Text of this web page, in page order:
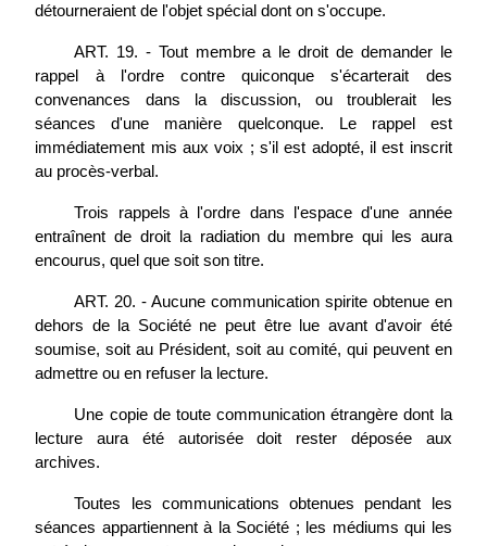
détourneraient de l'objet spécial dont on s'occupe.
ART. 19. - Tout membre a le droit de demander le
rappel à l'ordre contre quiconque s'écarterait des
convenances dans la discussion, ou troublerait les
séances d'une manière quelconque. Le rappel est
immédiatement mis aux voix ; s'il est adopté, il est inscrit
au procès-verbal.
Trois rappels à l'ordre dans l'espace d'une année
entraînent de droit la radiation du membre qui les aura
encourus, quel que soit son titre.
ART. 20. - Aucune communication spirite obtenue en
dehors de la Société ne peut être lue avant d'avoir été
soumise, soit au Président, soit au comité, qui peuvent en
admettre ou en refuser la lecture.
Une copie de toute communication étrangère dont la
lecture aura été autorisée doit rester déposée aux
archives.
Toutes les communications obtenues pendant les
séances appartiennent à la Société ; les médiums qui les